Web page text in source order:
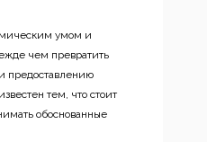
умом и
чем превратить
предоставлению
тем, что стоит
обоснованные